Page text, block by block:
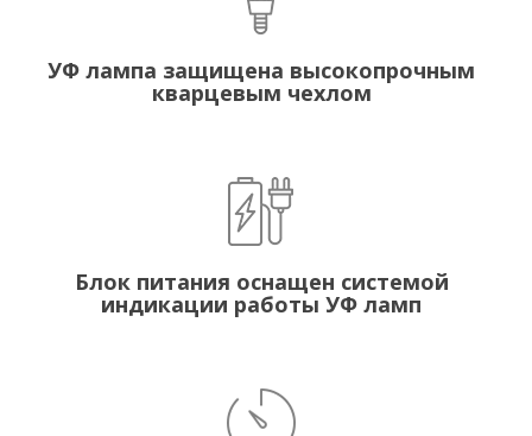
УФ лампа защищена высокопрочным
кварцевым чехлом
Блок питания оснащен системой
индикации работы УФ ламп